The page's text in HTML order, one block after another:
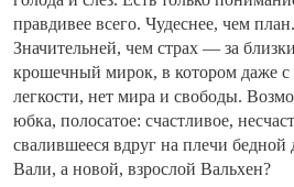
правдивее всего. Чудеснее, чем
Значительней, чем страх — за
крошечный мирок, в котором даже с
легкости, нет мира и свободы.
юбка, полосатое: счастливое,
свалившееся вдруг на плечи
Вали, а новой, взрослой Вальхен?